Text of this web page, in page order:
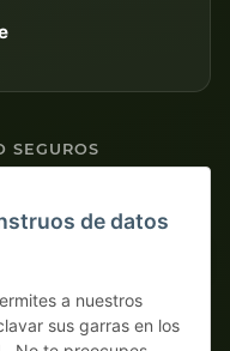
SEGUROS
de datos
a nuestros
sus garras en los